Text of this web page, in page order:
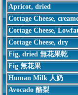
Apricot, dried
Cottage Cheese,
Cottage Cheese,
Cottage Cheese, dry
Fig, dried 無花果乾
Fig 無花果
Human Milk 人奶
Avocado 酪梨